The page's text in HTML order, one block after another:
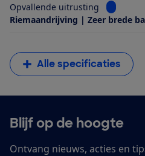
Opvallende uitrusting
Bekijk
Riemaandrijving | Zeer brede
Alle specificaties
Blijf op de hoogte
Ontvang nieuws, acties en